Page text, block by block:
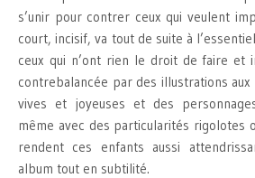
s’unir pour contrer ceux qui veulent
court, incisif, va tout de suite à
ceux qui n’ont rien le droit de faire et
contrebalancée par des illustrations
vives et joyeuses et des
même avec des particularités rigolotes
rendent ces enfants aussi
album tout en subtilité.